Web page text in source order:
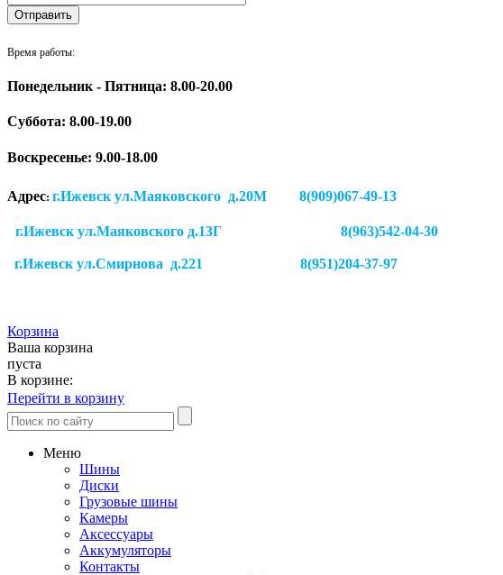
Время работы:
Понедельник - Пятница: 8.00-20.00
Суббота: 8.00-19.00
Воскресенье: 9.00-18.00
Адрес: г.Ижевск ул.Маяковского д.20М 8(909)067-49-
г.Ижевск ул.Маяковского д.13Г 8(963)542-04-30
г.Ижевск ул.Смирнова д.221 8(951)204-37-97
Корзина
Ваша корзина
пуста
В корзине:
Перейти в корзину
Меню
Шины
Диски
Грузовые шины
Камеры
Аксессуары
Аккумуляторы
Контакты